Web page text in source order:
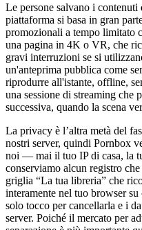
Le persone salvano i
piattaforma si basa in gran
promozionali a tempo limitato
una pagina in 4K o VR, che
gravi interruzioni se si
un'anteprima pubblica come
riprodurre all'istante, offline,
una sessione di streaming che
successiva, quando la scena
La privacy è l’altra metà del
nostri server, quindi Pornbox
noi — mai il tuo IP di casa, la
conserviamo alcun registro
griglia “La tua libreria” che
interamente nel tuo browser
solo tocco per cancellarla e i
server. Poiché il mercato per